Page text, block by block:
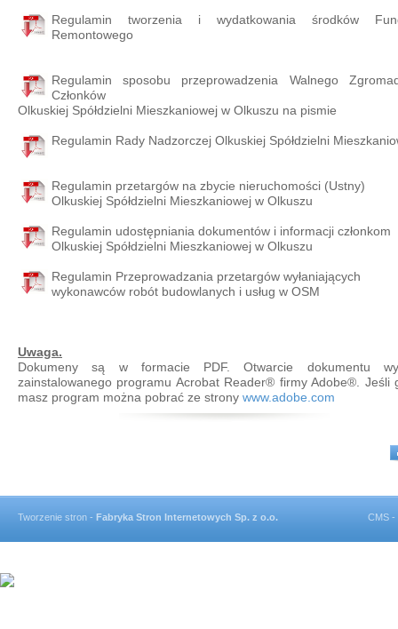
Regulamin tworzenia i wydatkowania środków
Remontowego
Regulamin sposobu przeprowadzenia Walnego
Członków
Olkuskiej Spółdzielni Mieszkaniowej w Olkuszu na pismie
Regulamin Rady Nadzorczej Olkuskiej Spółdzielni
Regulamin przetargów na zbycie nieruchomości (Ustny)
Olkuskiej Spółdzielni Mieszkaniowej w Olkuszu
Regulamin udostępniania dokumentów i informacji członkom
Olkuskiej Spółdzielni Mieszkaniowej w Olkuszu
Regulamin Przeprowadzania przetargów wyłaniających
wykonawców robót budowlanych i usług w OSM
Uwaga.
Dokumeny są w formacie PDF. Otwarcie dokumentu
zainstalowanego programu Acrobat Reader® firmy Adobe®. Jeśli
masz program można pobrać ze strony www.adobe.com
Tworzenie stron - Fabryka Stron Internetowych Sp. z o.o. CMS -